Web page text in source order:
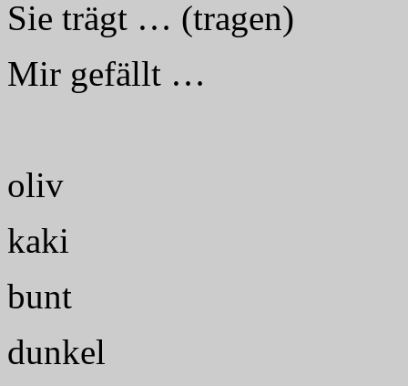
Sie trägt … (tragen)
Mir gefällt …
oliv
kaki
bunt
dunkel